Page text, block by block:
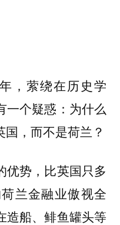
，萦绕在历史学
个疑惑： 为什么
，而不是荷兰？
优势，比英国只多
兰金融业傲视全
造船、鲱鱼罐头等